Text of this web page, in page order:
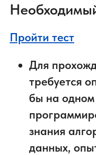
Пройти тест
Для
требуется
бы на одном
знания
данных,